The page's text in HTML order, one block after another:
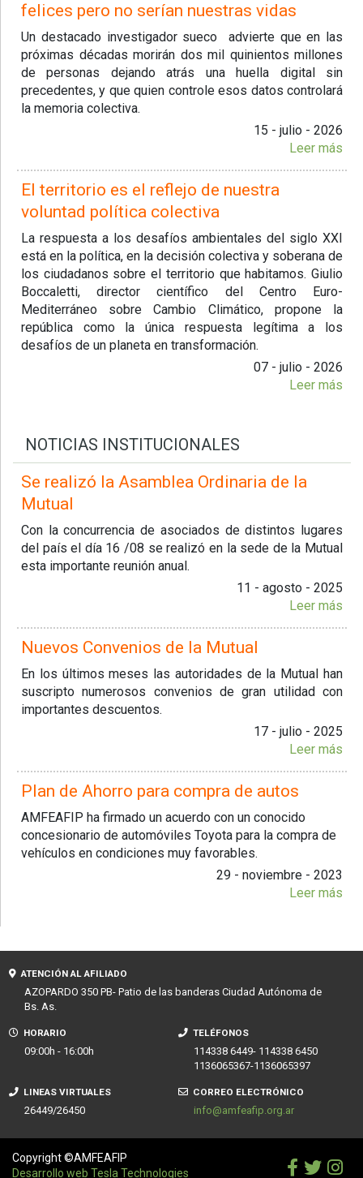
felices pero no serían nuestras vidas
Un destacado investigador sueco advierte que en las
próximas décadas morirán dos mil quinientos millones
de personas dejando atrás una huella digital sin
precedentes, y que quien controle esos datos controlará
la memoria colectiva.
15 - julio - 2026
Leer más
El territorio es el reflejo de nuestra
voluntad política colectiva
La respuesta a los desafíos ambientales del siglo XXI
está en la política, en la decisión colectiva y soberana de
los ciudadanos sobre el territorio que habitamos. Giulio
Boccaletti, director científico del Centro Euro-
Mediterráneo sobre Cambio Climático, propone la
república como la única respuesta legítima a los
desafíos de un planeta en transformación.
07 - julio - 2026
Leer más
NOTICIAS INSTITUCIONALES
Se realizó la Asamblea Ordinaria de la
Mutual
Con la concurrencia de asociados de distintos lugares
del país el día 16 /08 se realizó en la sede de la Mutual
esta importante reunión anual.
11 - agosto - 2025
Leer más
Nuevos Convenios de la Mutual
En los últimos meses las autoridades de la Mutual han
suscripto numerosos convenios de gran utilidad con
importantes descuentos.
17 - julio - 2025
Leer más
Plan de Ahorro para compra de autos
AMFEAFIP ha firmado un acuerdo con un conocido
concesionario de automóviles Toyota para la compra de
vehículos en condiciones muy favorables.
29 - noviembre - 2023
Leer más
ATENCIÓN AL AFILIADO
AZOPARDO 350 PB- Patio de las banderas Ciudad Autónoma de
Bs. As.
HORARIO
09:00h - 16:00h
TELÉFONOS
114338 6449- 114338 6450
1136065367-1136065397
LINEAS VIRTUALES
26449/26450
CORREO ELECTRÓNICO
info@amfeafip.org.ar
Copyright ©AMFEAFIP
Desarrollo web Tesla Technologies